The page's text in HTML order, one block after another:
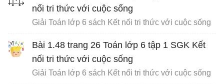
nối tri thức với cuộc sống
Giải Toán lớp 6 sách Kết nối tri thức với cuộc sống
Bài 1.48 trang 26 Toán lớp 6 tập 1 SGK Kết
nối tri thức với cuộc sống
Giải Toán lớp 6 sách Kết nối tri thức với cuộc sống